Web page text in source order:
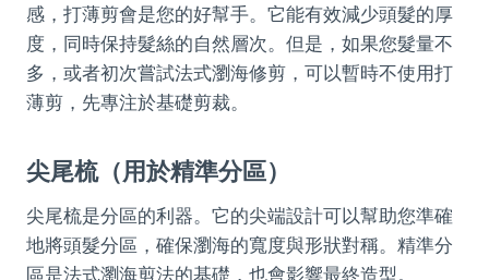
感，打薄剪會是您的好幫手。它能有效減少頭髮的厚
度，同時保持髮絲的自然層次。但是，如果您髮量不
多，或者初次嘗試法式瀏海修剪，可以暫時不使用打
薄剪，先專注於基礎剪裁。
尖尾梳（用於精準分區）
尖尾梳是分區的利器。它的尖端設計可以幫助您準確
地將頭髮分區，確保瀏海的寬度與形狀對稱。精準分
區是法式瀏海剪法的基礎，也會影響最終造型。